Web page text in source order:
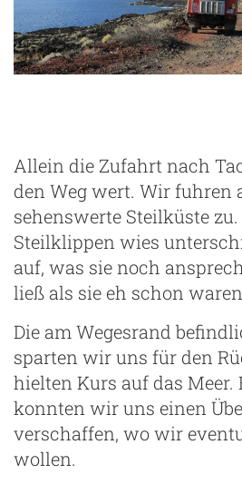
Allein die Zufahrt nach
den Weg wert. Wir fuhren
sehenswerte Steilküste zu.
Steilklippen wies
auf, was sie noch
ließ als sie eh schon
Die am Wegesrand
sparten wir uns für den
hielten Kurs auf das Meer.
konnten wir uns einen
verschaffen, wo wir
wollen.